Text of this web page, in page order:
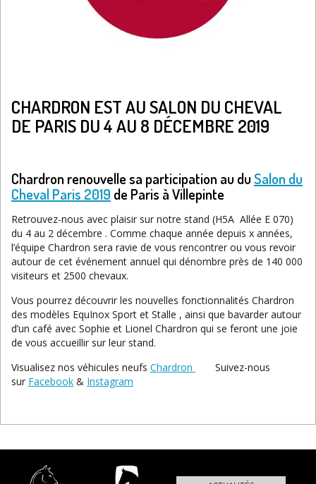
CHARDRON EST AU SALON DU CHEVAL
DE PARIS DU 4 AU 8 DÉCEMBRE 2019
Chardron renouvelle sa participation au duSalon du
Cheval Paris 2019 de Paris à Villepinte
Retrouvez-nous avec plaisir sur notre stand (H5A Allée E 070)
du 4 au 2 décembre . Comme chaque année depuis x années,
l’équipe Chardron sera ravie de vous rencontrer ou vous revoir
autour de cet événement annuel qui dénombre près de 140 000
visiteurs et 2500 chevaux.
Vous pourrez découvrir les nouvelles fonctionnalités Chardron
des modèles EquInox Sport et Stalle , ainsi que bavarder autour
d’un café avec Sophie et Lionel Chardron qui se feront une joie
de vous accueillir sur leur stand.
Visualisez nos véhicules neufs Chardron
Suivez-nous
sur Facebook & Instagram